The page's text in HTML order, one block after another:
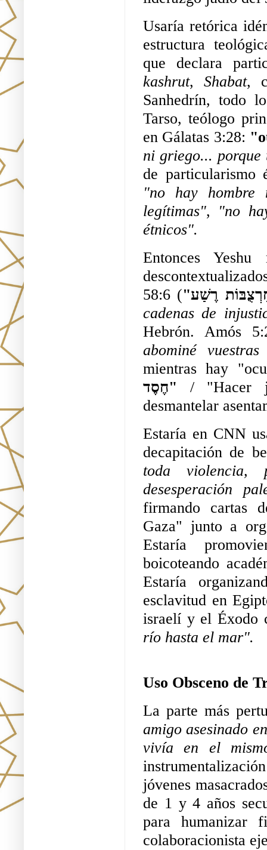
Usaría retórica
estructura
kashrut, Shabat,
Sanhedrín, todo
Tarso, teólogo
en Gálatas 3:28:
ni griego... porque
de particularismo
"no hay hombre
legítimas", "no
étnicos".
Entonces Yeshu
58:6 (
cadenas de
Hebrón. Amós
abominé vuestras
mientras hay
חֶסֶד" / "Hacer
desmantelar
Estaría en CNN
decapitación de
toda violencia,
desesperación
firmando cartas
Gaza" junto a
Estaría
boicoteando
Estaría
esclavitud en
israelí y el Éxodo
río hasta el mar".
Uso Obsceno de
La parte más
amigo asesinado
vivía en el
jóvenes
de 1 y 4 años
para humanizar
colaboracionista